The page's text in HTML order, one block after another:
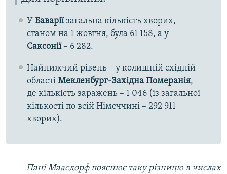
У Баваріїзагальна кількість хворих,
станом на 1 жовтня, була 61 158, а у
Саксонії– 6 282.
Найнижчий рівень – у колишній східній
області Мекленбург-Західна Померанія,
де кількість заражень – 1 046 (із загальної
кількості по всій Німеччині – 292 911
хворих).
Пані Маасдорф пояснює таку різницю в числах